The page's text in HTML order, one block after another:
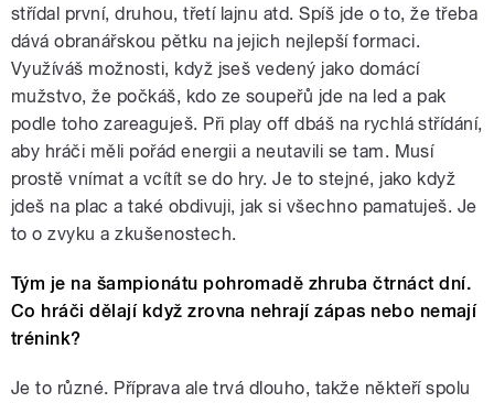
střídal první, druhou, třetí lajnu atd. Spíš jde o to, že třeba
dává obranářskou pětku na jejich nejlepší formaci.
Využíváš možnosti, když jseš vedený jako domácí
mužstvo, že počkáš, kdo ze soupeřů jde na led a pak
podle toho zareaguješ. Při play off dbáš na rychlá střídání,
aby hráči měli pořád energii a neutavili se tam. Musí
prostě vnímat a vcítít se do hry. Je to stejné, jako když
jdeš na plac a také obdivuji, jak si všechno pamatuješ. Je
to o zvyku a zkušenostech.
Tým je na šampionátu pohromadě zhruba čtrnáct dní.
Co hráči dělají když zrovna nehrají zápas nebo nemají
trénink?
Je to různé. Příprava ale trvá dlouho, takže někteří spolu